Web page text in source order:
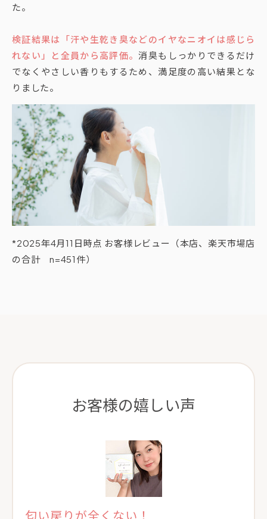
た。
検証結果は「汗や生乾き臭などのイヤなニオイは感じら
れない」と全員から高評価。消臭もしっかりできるだけ
でなくやさしい香りもするため、満足度の高い結果とな
りました。
*2025年4月11日時点 お客様レビュー（本店、楽天市場店
の合計 n=451件）
お客様の嬉しい声
匂い戻りが全くない！